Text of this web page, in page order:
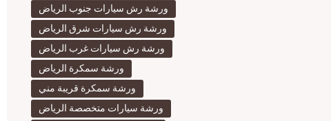
ورشة رش سيارات جنوب الرياض
ورشة رش سيارات شرق الرياض
ورشة رش سيارات غرب الرياض
ورشة سمكرة الرياض
ورشة سمكرة قريبة مني
ورشة سيارات متخصصة الرياض